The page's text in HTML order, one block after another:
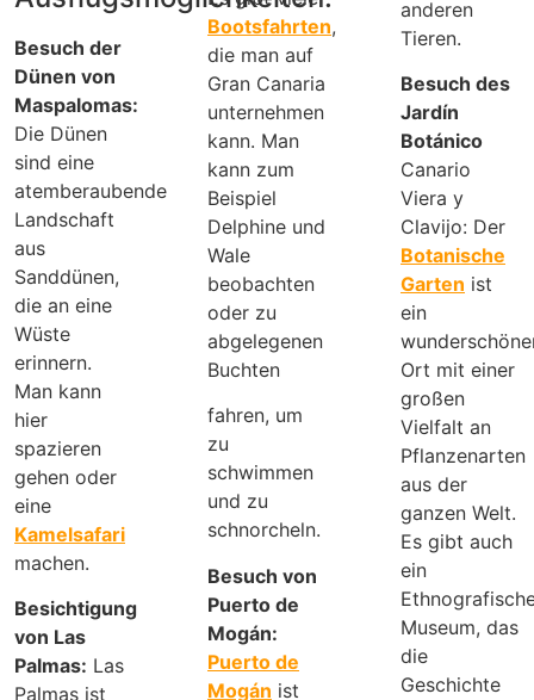
Besuch der
Dünen von
Maspalomas:
Die Dünen
sind eine
atemberaubende
Landschaft
aus
Sanddünen,
die an eine
Wüste
erinnern.
Man kann
hier
spazieren
gehen oder
eine
Kamelsafari
machen.
Besichtigung
von Las
Palmas: Las
Palmas ist
Bootsfahrten,
die man auf
Gran Canaria
unternehmen
kann. Man
kann zum
Beispiel
Delphine und
Wale
beobachten
oder zu
abgelegenen
Buchten
fahren, um
zu
schwimmen
und zu
schnorcheln.
Besuch von
Puerto de
Mogán:
Puerto de
Mogán ist
anderen
Tieren.
Besuch des
Jardín
Botánico
Canario
Viera y
Clavijo: Der
Botanische
Garten ist
ein
Ort mit einer
großen
Vielfalt an
Pflanzenarten
aus der
ganzen Welt.
Es gibt auch
ein
Museum, das
die
Geschichte